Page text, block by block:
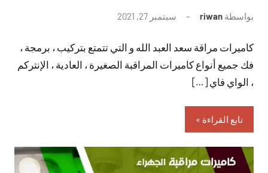
بواسطة riwan سبتمبر 27, 2021
تعليقات
كاميرات مراقة سعد العبد الله و التي تتمتع بتركيب ، برمجة ،
فك جميع أنواع كاميرات المراقبة الصغيرة ، العادية ، الإنتركم
، الواي فاي […]
تابع القراءة